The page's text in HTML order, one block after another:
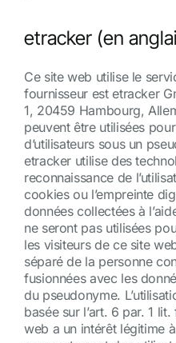
etracker (en
Ce site web utilise le
fournisseur est etracker
1, 20459 Hambourg,
peuvent être utilisées
d’utilisateurs sous un
etracker utilise des
reconnaissance de
cookies ou l’empreinte
données collectées à
ne seront pas utilisées
les visiteurs de ce site
séparé de la personne
fusionnées avec les
du pseudonyme.
basée sur l’art. 6 par. 1
web a un intérêt légitime